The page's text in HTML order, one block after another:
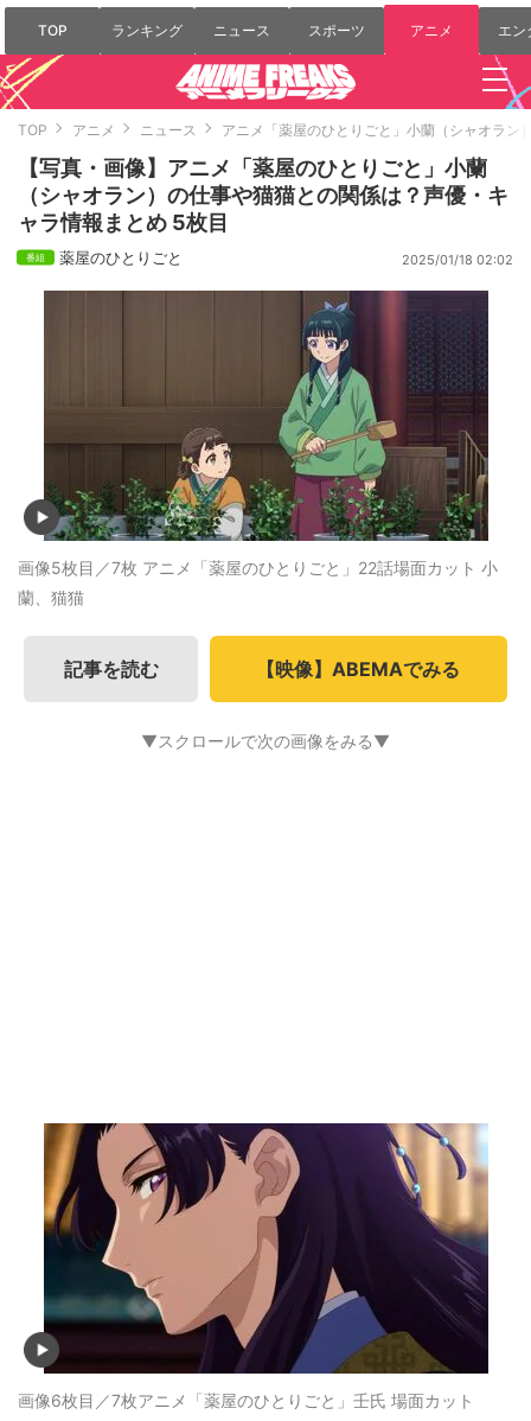
TOP ランキング ニュース スポーツ アニメ エン
TOP アニメ ニュース アニメ「薬屋のひとりごと」小蘭（シャオラン
【写真・画像】アニメ「薬屋のひとりごと」小蘭
（シャオラン）の仕事や猫猫との関係は？声優・キ
ャラ情報まとめ 5枚目
薬屋のひとりごと 2025/01/18 02:02
画像5枚目／7枚 アニメ「薬屋のひとりごと」22話場面カット 小
蘭、猫猫
記事を読む 【映像】ABEMAでみる
▼スクロールで次の画像をみる▼
画像6枚目／7枚アニメ「薬屋のひとりごと」壬氏 場面カット